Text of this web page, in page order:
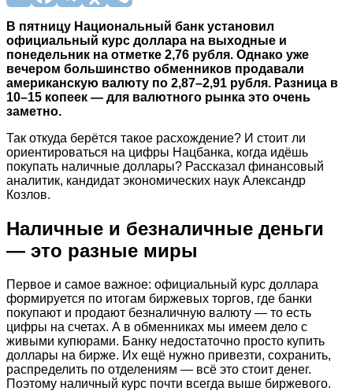
В пятницу Национальный банк установил
официальный курс доллара на выходные и
понедельник на отметке 2,76 рубля. Однако уже
вечером большинство обменников продавали
американскую валюту по 2,87–2,91 рубля. Разница в
10–15 копеек — для валютного рынка это очень
заметно.
Так откуда берётся такое расхождение? И стоит ли
ориентироваться на цифры Нацбанка, когда идёшь
покупать наличные доллары? Рассказал финансовый
аналитик, кандидат экономических наук Александр
Козлов.
Наличные и безналичные деньги
— это разные миры
Первое и самое важное: официальный курс доллара
формируется по итогам биржевых торгов, где банки
покупают и продают безналичную валюту — то есть
цифры на счетах. А в обменниках мы имеем дело с
живыми купюрами. Банку недостаточно просто купить
доллары на бирже. Их ещё нужно привезти, сохранить,
распределить по отделениям — всё это стоит денег.
Поэтому наличный курс почти всегда выше биржевого.